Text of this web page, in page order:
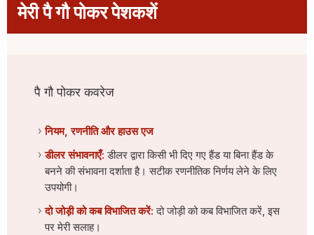
मेरी पै गौ पोकर पेशकशें
पै गौ पोकर कवरेज
नियम, रणनीति और हाउस एज
डीलर संभावनाएँ: डीलर द्वारा किसी भी दिए गए हैंड या बिना हैंड के
बनने की संभावना दर्शाता है। सटीक रणनीतिक निर्णय लेने के लिए
उपयोगी।
दो जोड़ी को कब विभाजित करें: दो जोड़ी को कब विभाजित करें, इस
पर मेरी सलाह।